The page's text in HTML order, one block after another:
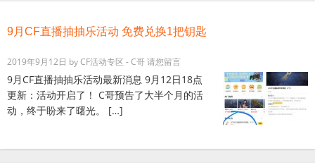
9月CF直播抽抽乐活动 免费兑换1把钥匙
2019年9月12日 byCF活动专区 - C哥请您留言
9月CF直播抽抽乐活动最新消息 9月12日18点
更新：活动开启了！ C哥预告了大半个月的活
动，终于盼来了曙光。 […]